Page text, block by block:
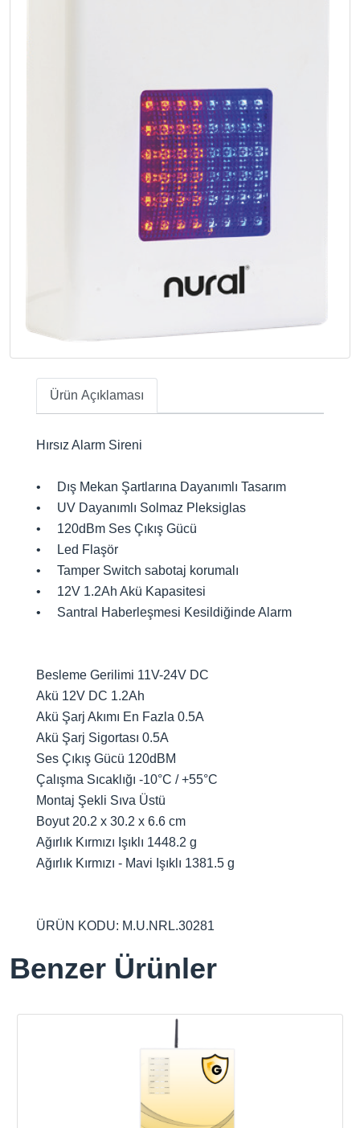
Ürün Açıklaması
Hırsız Alarm Sireni
• Dış Mekan Şartlarına Dayanımlı Tasarım
• UV Dayanımlı Solmaz Pleksiglas
• 120dBm Ses Çıkış Gücü
• Led Flaşör
• Tamper Switch sabotaj korumalı
• 12V 1.2Ah Akü Kapasitesi
• Santral Haberleşmesi Kesildiğinde Alarm
Besleme Gerilimi 11V-24V DC
Akü 12V DC 1.2Ah
Akü Şarj Akımı En Fazla 0.5A
Akü Şarj Sigortası 0.5A
Ses Çıkış Gücü 120dBM
Çalışma Sıcaklığı -10°C / +55°C
Montaj Şekli Sıva Üstü
Boyut 20.2 x 30.2 x 6.6 cm
Ağırlık Kırmızı Işıklı 1448.2 g
Ağırlık Kırmızı - Mavi Işıklı 1381.5 g
ÜRÜN KODU: M.U.NRL.30281
Benzer Ürünler